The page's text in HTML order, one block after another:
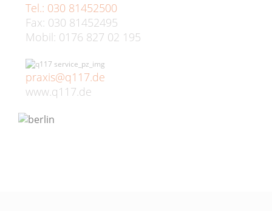
Tel.: 030 81452500
Fax: 030 81452495
Mobil: 0176 827 02 195
praxis@q117.de
www.q117.de